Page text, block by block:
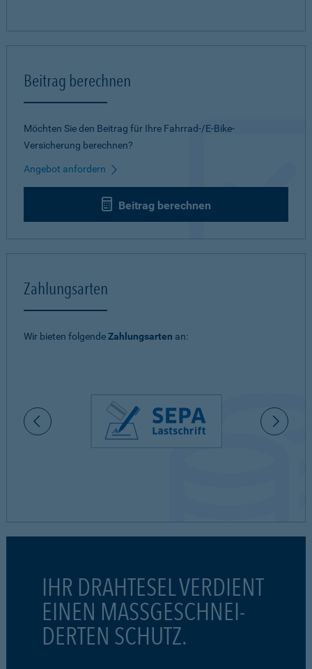
Beitrag berechnen
Möchten Sie den Beitrag für Ihre Fahrrad-/E-Bike-
Versicherung berechnen?
Angebot anfordern
Beitrag berechnen
Zahlungsarten
Wir bieten folgendeZahlungsarten an:
IHR DRAHTESEL VERDIENT
EINEN MASSGESCHNEI-
DERTEN SCHUTZ.